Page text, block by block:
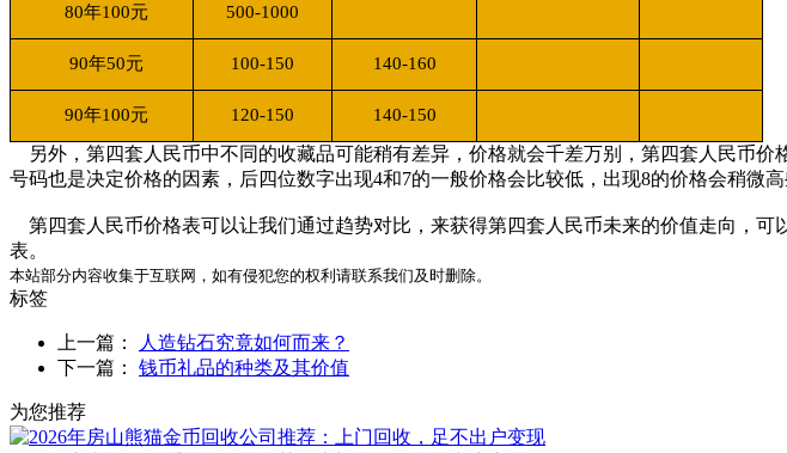
80年100元 500-1000
90年50元 100-150 140-160
90年100元 120-150 140-150
另外，第四套人民币中不同的收藏品可能稍有差异，价格就会千差万别，第四套人民币
号码也是决定价格的因素，后四位数字出现4和7的一般价格会比较低，出现8的价格会稍微
第四套人民币价格表可以让我们通过趋势对比，来获得第四套人民币未来的价值走向，
表。
本站部分内容收集于互联网，如有侵犯您的权利请联系我们及时删除。
标签
上一篇：
人造钻石究竟如何而来？
下一篇： 钱币礼品的种类及其价值
为您推荐